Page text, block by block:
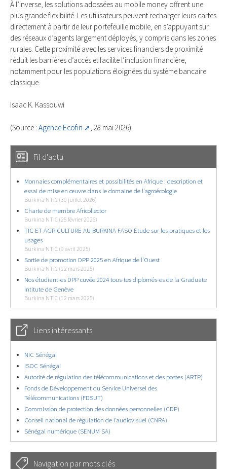
À l’inverse, les solutions adossées au mobile money offrent une
plus grande flexibilité. Les utilisateurs peuvent recharger leurs cartes
directement à partir de leur portefeuille mobile, en s’appuyant sur
des réseaux d’agents largement déployés, y compris dans les zones
rurales. Cette proximité avec les services financiers de proximité
réduit les barrières d’accès et facilite l’inclusion financière,
notamment pour les populations éloignées du système bancaire
classique.
Isaac K. Kassouwi
(Source : Agence Ecofin , 28 mai 2026)
Fil d'actu
Monnaies complémentaires et possibilités en Afrique : description et
essai de mise en œuvre dans le domaine de l’agroécologie
Burkina NTIC (30 juillet 2026)
Charte de membre Africollector
Burkina NTIC (25 février 2026)
TIC ET AGRICULTURE AU BURKINA FASO Étude sur les pratiques et les
usages
Burkina NTIC (9 avril 2025)
Sortie de promotion DPP 2025 en Afrique de l’Ouest
Burkina NTIC (12 mars 2025)
Nos étudiant-es DPP cuvée 2024 tous-tes diplomés-es de la Graduate
Intitute de Genève
Burkina NTIC (12 mars 2025)
Liens intéressants
NIC Sénégal
ISOC Sénégal
Autorité de régulation des télécommunications et des postes (ARTP)
Fonds de Développement du Service Universel des
Télécommunications (FDSUT)
Commission de protection des données personnelles (CDP)
Conseil national de régulation de l’audiovisuel (CNRA)
Sénégal numérique (SENUM SA)
Navigation par mots clés